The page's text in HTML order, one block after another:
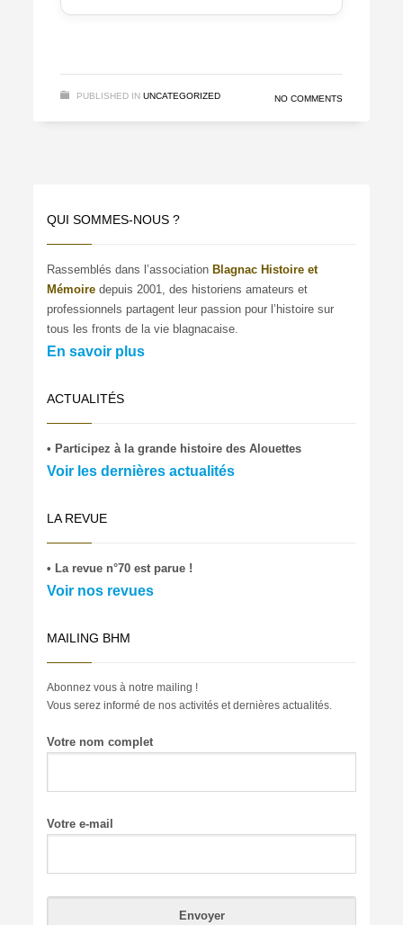
PUBLISHED IN UNCATEGORIZED NO COMMENTS
QUI SOMMES-NOUS ?
Rassemblés dans l’associationBlagnac Histoire et
Mémoire depuis 2001, des historiens amateurs et
professionnels partagent leur passion pour l’histoire sur
tous les fronts de la vie blagnacaise.
En savoir plus
ACTUALITÉS
• Participez à la grande histoire des Alouettes
Voir les dernières actualités
LA REVUE
• La revue n°70 est parue !
Voir nos revues
MAILING BHM
Abonnez vous à notre mailing !
Vous serez informé de nos activités et dernières actualités.
Votre nom complet
Votre e-mail